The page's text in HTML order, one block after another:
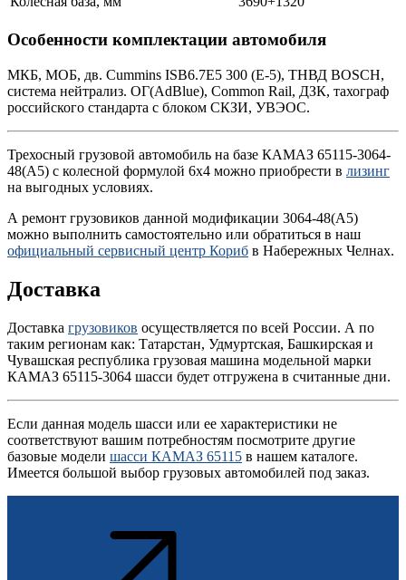
Особенности комплектации автомобиля
МКБ, МОБ, дв. Cummins ISB6.7E5 300 (Е-5), ТНВД BOSCH,
система нейтрализ. ОГ(AdBlue), Common Rail, ДЗК, тахограф
российского стандарта с блоком СКЗИ, УВЭОС.
Трехосный грузовой автомобиль на базе КАМАЗ 65115-3064-
48(А5) с колесной формулой 6х4 можно приобрести в лизинг
на выгодных условиях.
А ремонт грузовиков данной модификации 3064-48(А5)
можно выполнить самостоятельно или обратиться в наш
официальный сервисный центр Кориб в Набережных Челнах.
Доставка
Доставка грузовиков осуществляется по всей России. А по
таким регионам как: Татарстан, Удмуртская, Башкирская и
Чувашская республика грузовая машина модельной марки
КАМАЗ 65115-3064 шасси будет отгружена в считанные дни.
Если данная модель шасси или ее характеристики не
соответствуют вашим потребностям посмотрите другие
базовые модели шасси КАМАЗ 65115 в нашем каталоге.
Имеется большой выбор грузовых автомобилей под заказ.